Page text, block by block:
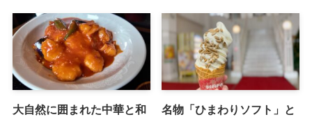
大自然に囲まれた中華と和
名物「ひまわりソフト」と